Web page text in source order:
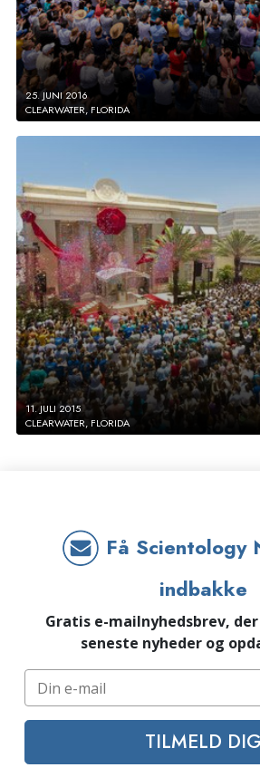
25. JUNI 2016
CLEARWATER, FLORIDA
11. JULI 2015
CLEARWATER, FLORIDA
Få Scientology
indbakke
Gratis e-mailnyhedsbrev,
seneste nyheder og
TILMELD DIG